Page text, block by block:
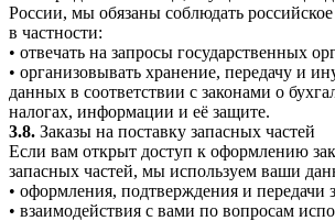
России, мы обязаны соблюдать российское
в частности:
• отвечать на запросы государственных
• организовывать хранение, передачу и
данных в соответствии с законами о
налогах, информации и её защите.
3.8. Заказы на поставку запасных частей
Если вам открыт доступ к оформлению
запасных частей, мы используем ваши
• оформления, подтверждения и передачи
• взаимодействия с вами по вопросам